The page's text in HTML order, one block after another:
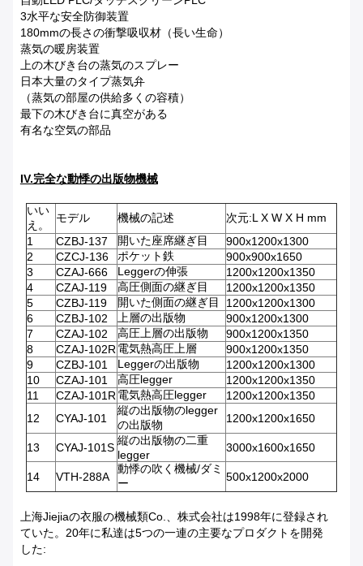
3水平な安全防御装置
180mmの長さの衝撃吸収材（長い生命）
蒸気の暖房装置
上の木びき台の蒸気のスプレー
日本大量のタイプ蒸気弁
（蒸気の部屋の供給多くの容積）
最下の木びき台に真空がある
有名な空気の部品
IV.完全な動悸の出版物機械
いい
え。
モデル 機械の記述
次元:L X W X H mm
1
CZBJ-137 開いた座席継ぎ目
900x1200x1300
2
CZCJ-136 ポケット鉄
900x900x1650
3
CZAJ-666 Leggerの伸張
1200x1200x1350
4
CZAJ-119 高圧側面の継ぎ目
1200x1200x1350
5
CZBJ-119 開いた側面の継ぎ目
1200x1200x1300
6
CZBJ-102 上層の出版物
900x1200x1300
7
CZAJ-102 高圧上層の出版物
900x1200x1350
8
CZAJ-102R電気熱高圧上層
900x1200x1350
9
CZBJ-101 Leggerの出版物
1200x1200x1300
10
CZAJ-101 高圧legger
1200x1200x1350
11
CZAJ-101R電気熱高圧legger
1200x1200x1350
12
CYAJ-101
縦の出版物のlegger
の出版物
1200x1200x1650
13 CYAJ-101S
縦の出版物の二重
legger
3000x1600x1650
14 VTH-288A
動悸の吹く機械/ダミ
ー
500x1200x2000
上海Jiejiaの衣服の機械類Co.、株式会社は1998年に登録され
ていた。20年に私達は5つの一連の主要なプロダクトを開発
した: